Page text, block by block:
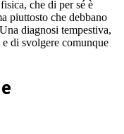
che di per sé è
piuttosto che debbano
diagnosi tempestiva,
di svolgere comunque